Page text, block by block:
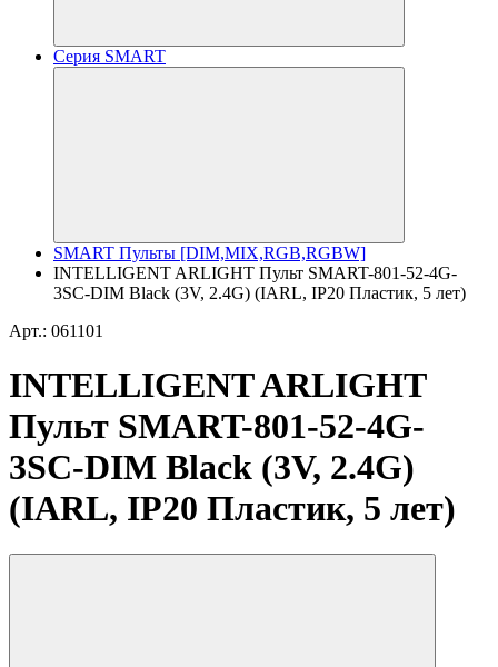
Серия SMART
SMART Пульты [DIM,MIX,RGB,RGBW]
INTELLIGENT ARLIGHT Пульт SMART-801-52-4G-
3SC-DIM Black (3V, 2.4G) (IARL, IP20 Пластик, 5 лет)
Арт.: 061101
INTELLIGENT ARLIGHT
Пульт SMART-801-52-4G-
3SC-DIM Black (3V, 2.4G)
(IARL, IP20 Пластик, 5 лет)